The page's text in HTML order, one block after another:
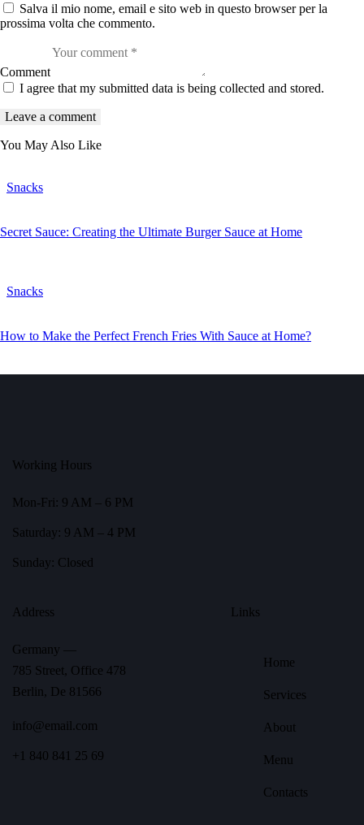
Salva il mio nome, email e sito web in questo browser per la
prossima volta che commento.
Comment
I agree that my submitted data is being collected and stored.
You May Also Like
Snacks
Secret Sauce: Creating the Ultimate Burger Sauce at Home
Snacks
How to Make the Perfect French Fries With Sauce at Home?
Working Hours
Mon-Fri: 9 AM – 6 PM
Saturday: 9 AM – 4 PM
Sunday: Closed
Address
Germany —
785 Street, Office 478
Berlin, De 81566
info@email.com
+1 840 841 25 69
Links
Home
Services
About
Menu
Contacts